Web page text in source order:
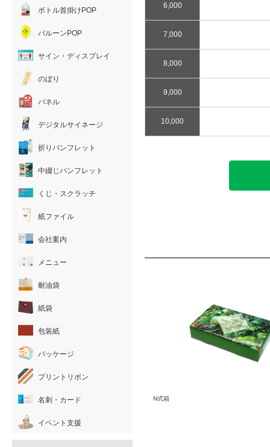
6,000
7,000
8,000
9,000
10,000
N式箱
ボトル首掛けPOP
バルーンPOP
サイン・ディスプレイ
のぼり
パネル
デジタルサイネージ
折りパンフレット
中綴じパンフレット
くじ・スクラッチ
紙ファイル
会社案内
メニュー
耐油袋
紙袋
包装紙
パッケージ
プリントリボン
名刺・カード
イベント支援